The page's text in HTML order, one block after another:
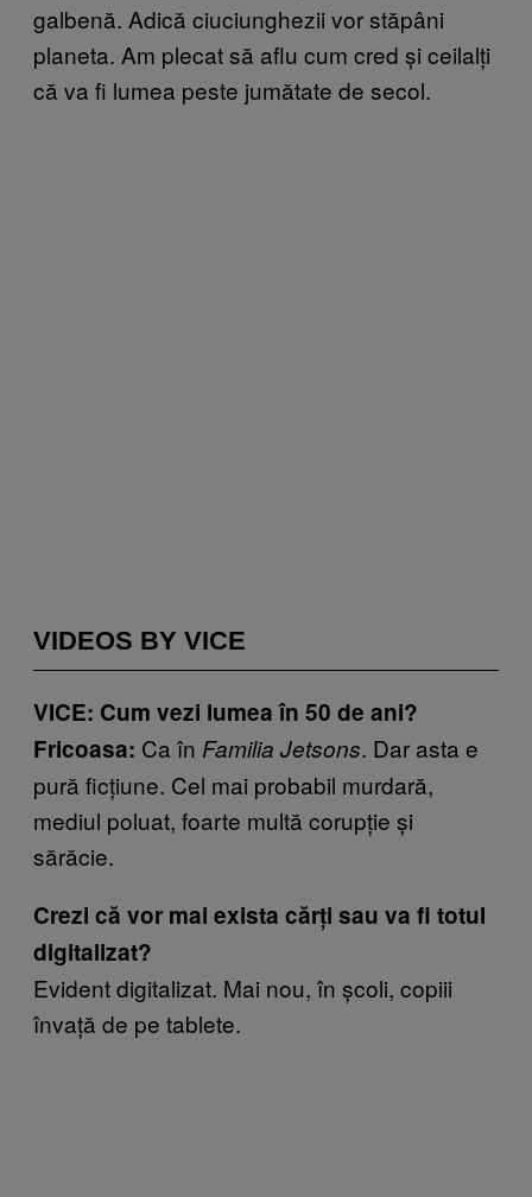
galbenă. Adică ciuciunghezii vor stăpâni
planeta. Am plecat să aflu cum cred și ceilalți
că va fi lumea peste jumătate de secol.
VIDEOS BY VICE
VICE: Cum vezi lumea în 50 de ani?
Fricoasa: Ca în Familia Jetsons. Dar asta e
pură ficțiune. Cel mai probabil murdară,
mediul poluat, foarte multă corupție și
sărăcie.
Crezi că vor mai exista cărți sau va fi totul
digitalizat?
Evident digitalizat. Mai nou, în școli, copiii
învață de pe tablete.